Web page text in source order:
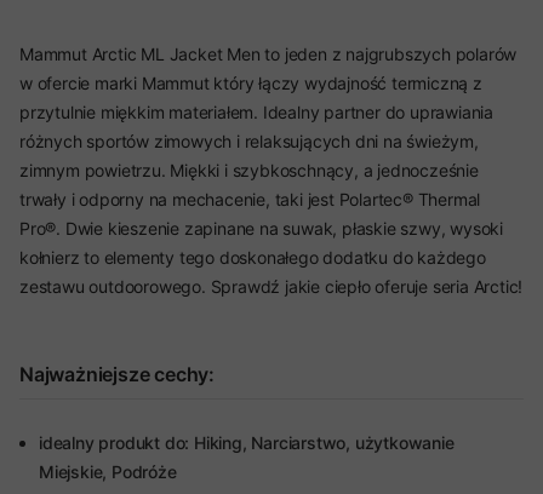
Mammut Arctic ML Jacket Men to jeden z najgrubszych polarów
w ofercie marki Mammut który łączy wydajność termiczną z
przytulnie miękkim materiałem. Idealny partner do uprawiania
różnych sportów zimowych i relaksujących dni na świeżym,
zimnym powietrzu. Miękki i szybkoschnący, a jednocześnie
trwały i odporny na mechacenie, taki jest Polartec® Thermal
Pro®. Dwie kieszenie zapinane na suwak, płaskie szwy, wysoki
kołnierz to elementy tego doskonałego dodatku do każdego
zestawu outdoorowego. Sprawdź jakie ciepło oferuje seria Arctic!
Najważniejsze cechy:
idealny produkt do: Hiking, Narciarstwo, użytkowanie
Miejskie, Podróże